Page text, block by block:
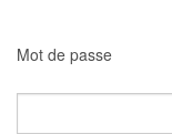
Mot de passe